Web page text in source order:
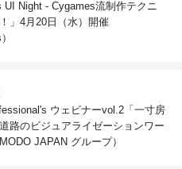
UI Night - Cygames流制作テクニ
」4月20日（水）開催
ウェビナーvol.2「一寸房
路のビジュアライゼーションワー
JAPAN グループ）